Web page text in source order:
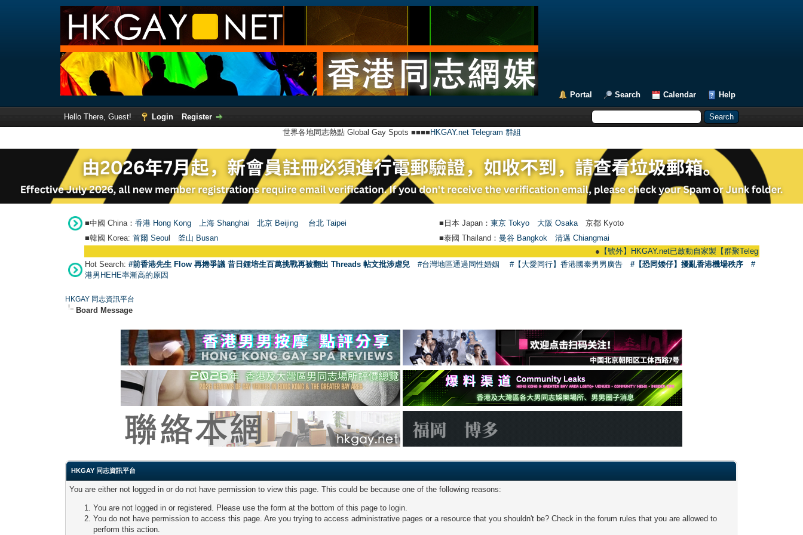
Portal Search Calendar Help
Hello There, Guest! Login
Register
世界各地同志熱點 Global Gay Spots ■■■■ HKGAY.net Telegram 群組
■中國 China： 香港 Hong Kong 上海 Shanghai 北京 Beijing 台北 Taipei ■日本 Japan： 東京 Tokyo 大阪 Osaka 京都 Kyoto
■韓國 Korea: 首爾 Seou 釜山 Busan ■泰國 Thailand： 曼谷 Bangkok
清邁 Chiangmai
【號外】HKGAY.net已啟動自家製【群聚Telegram群組】
Hot Search: #前香港先生 Flow 再捲爭議 昔日鍾培生百萬挑戰再被翻出 Threads 帖文批涉虐兒 #台灣地區通過同性婚姻 #【大愛同行】香港國泰男男廣告 #【恐同矮仔】擾亂香港機場秩序
#
港男HEHE率漸高的原因
HKGAY 同志資訊平台
Board Message
HKGAY 同志資訊平台
You are either not logged in or do not have permission to view this page. This could be because one of the following reasons:
You are not logged in or registered. Please use the form at the bottom of this page to login.
You do not have permission to access this page. Are you trying to access administrative pages or a resource that you shouldn't be? Check in the forum rules that you are allowed to
perform this action.